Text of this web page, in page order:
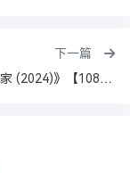
下一篇
《小巷人家 (2024)》【1080P + 4K HDR】【国语中字】【全40集】【158G】